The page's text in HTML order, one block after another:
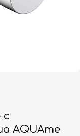
с
AQUAme